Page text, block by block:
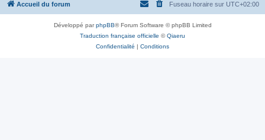
Accueil du forum Fuseau horaire sur UTC+02:00
Développé parphpBB® Forum Software © phpBB Limited
Traduction française officielle ©Qiaeru
Confidentialité | Conditions